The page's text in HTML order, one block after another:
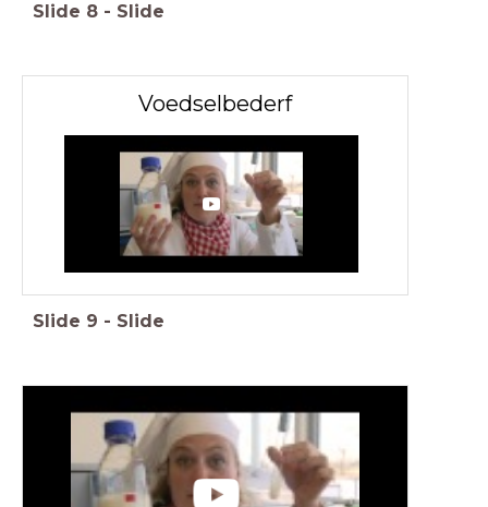
Slide 8 - Slide
Voedselbederf
Slide 9 - Slide